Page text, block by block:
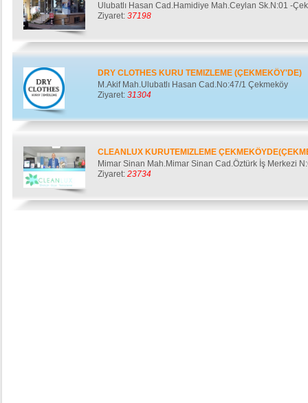
Ulubatlı Hasan Cad.Hamidiye Mah.Ceylan Sk.N:01 -
Ziyaret: 37198
DRY CLOTHES KURU TEMIZLEME (ÇEKMEKÖY'DE)
M.Akif Mah.Ulubatlı Hasan Cad.No:47/1 Çekmeköy
Ziyaret: 31304
CLEANLUX KURUTEMIZLEME
Mimar Sinan Mah.Mimar Sinan Cad.Öztürk İş Merkezi
Ziyaret: 23734